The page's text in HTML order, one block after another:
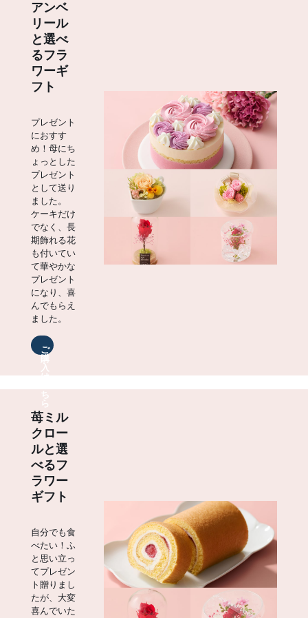
アンベ
リール
と選べ
るフラ
ワーギ
フト
プレゼント
におすす
め！母にち
ょっとした
プレゼント
として送り
ました。
ケーキだけ
でなく、長
期飾れる花
も付いてい
て華やかな
プレゼント
になり、喜
んでもらえ
ました。
ご
購
入
は
ち
ら
苺ミル
クロー
ルと選
べるフ
ラワー
ギフト
自分でも食
べたい！ふ
と思い立っ
てプレゼン
ト贈りまし
たが、大変
喜んでいた